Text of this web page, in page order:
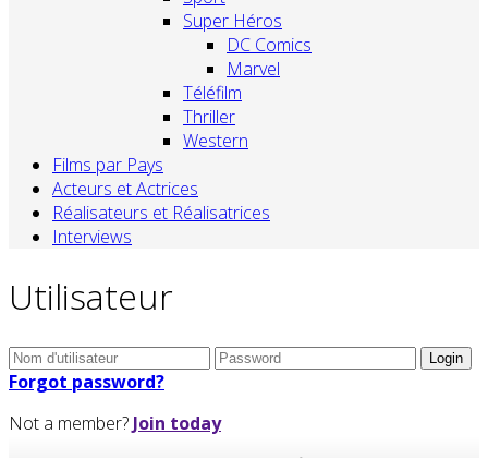
Super Héros
DC Comics
Marvel
Téléfilm
Thriller
Western
Films par Pays
Acteurs et Actrices
Réalisateurs et Réalisatrices
Interviews
Utilisateur
Forgot password?
Not a member? Join today